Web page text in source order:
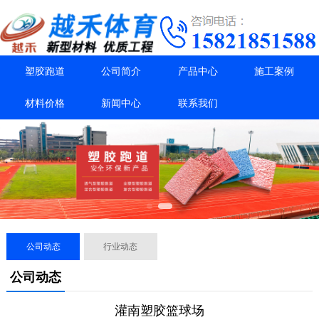
塑胶跑道 公司简介 产品中心 施工案例
材料价格 新闻中心 联系我们
公司动态 行业动态
公司动态
灌南塑胶篮球场